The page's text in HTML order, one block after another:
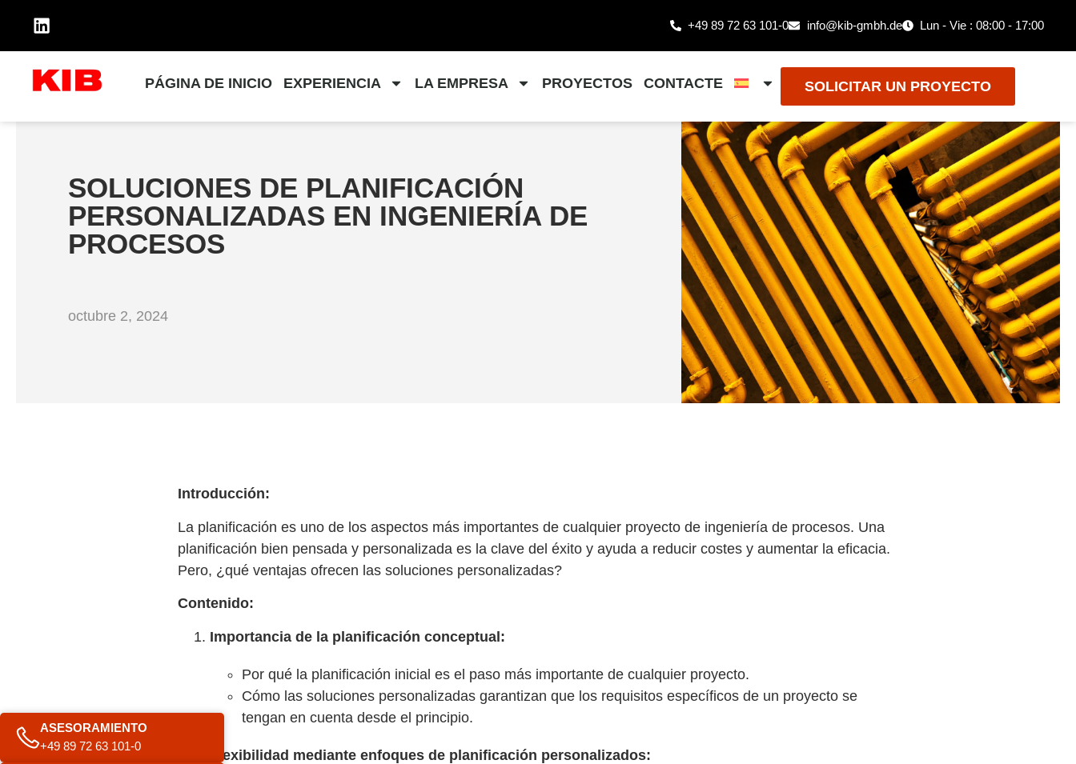
+49 89 72 63 101-0 info@kib-gmbh.de Lun - Vie : 08:00 - 17:00
PÁGINA DE INICIO EXPERIENCIA LA EMPRESA PROYECTOS CONTACTE SOLICITAR UN PROYECTO
SOLUCIONES DE PLANIFICACIÓN
PERSONALIZADAS EN INGENIERÍA DE
PROCESOS
octubre 2, 2024
Introducción:
La planificación es uno de los aspectos más importantes de cualquier proyecto de ingeniería de procesos. Una
planificación bien pensada y personalizada es la clave del éxito y ayuda a reducir costes y aumentar la eficacia.
Pero, ¿qué ventajas ofrecen las soluciones personalizadas?
Contenido:
Importancia de la planificación conceptual:
Por qué la planificación inicial es el paso más importante de cualquier proyecto.
Cómo las soluciones personalizadas garantizan que los requisitos específicos de un proyecto se
tengan en cuenta desde el principio.
Flexibilidad mediante enfoques de planificación personalizados:
ASESORAMIENTO
+49 89 72 63 101-0